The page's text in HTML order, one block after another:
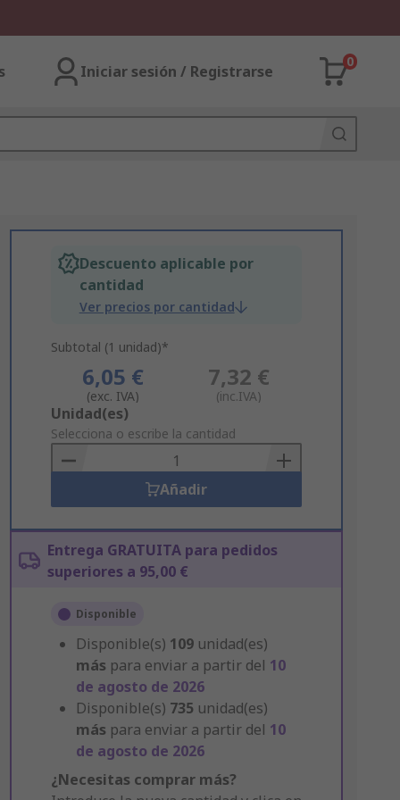
Iniciar sesión / Registrarse
0
Descuento aplicable por
cantidad
Ver precios por cantidad
Subtotal (1 unidad)*
6,05 €
(exc. IVA)
7,32 €
(inc.IVA)
Add
to
Basket
Unidad(es)
Selecciona o escribe la cantidad
Añadir
Entrega GRATUITA para pedidos
superiores a 95,00 €
Disponible
Disponible(s) 109 unidad(es)
más para enviar a partir del 10
de agosto de 2026
Disponible(s) 735 unidad(es)
más para enviar a partir del 10
de agosto de 2026
¿Necesitas comprar más?